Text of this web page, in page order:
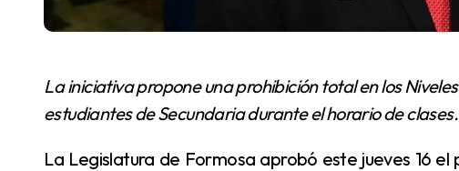
La iniciativa propone una prohibición total en los Niveles Inicial y Primario y limitaciones estrictas para
estudiantes de Secundaria durante el horario de clases.
La Legislatura de Formosa aprobó este jueves 16 el proyecto de ley que busca regular el uso de